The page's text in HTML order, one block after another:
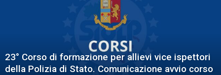
23° Corso di formazione per allievi vice ispettori
della Polizia di Stato. Comunicazione avvio corso